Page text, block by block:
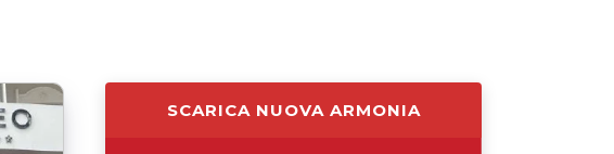
SCARICA NUOVA ARMONIA